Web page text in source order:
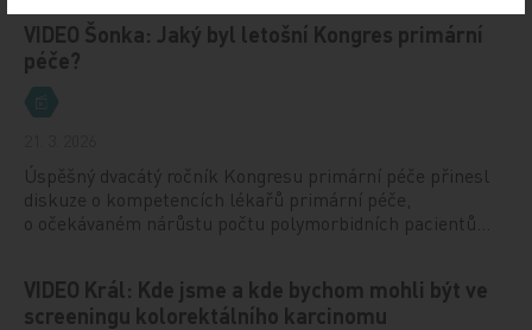
VIDEO Šonka: Jaký byl letošní Kongres primární
péče?
Úspěšný dvacátý ročník Kongresu primární péče přinesl
diskuze o kompetencích lékařů primární péče,
o očekávaném nárůstu počtu polymorbidních pacientů…
VIDEO Král: Kde jsme a kde bychom mohli být ve
screeningu kolorektálního karcinomu